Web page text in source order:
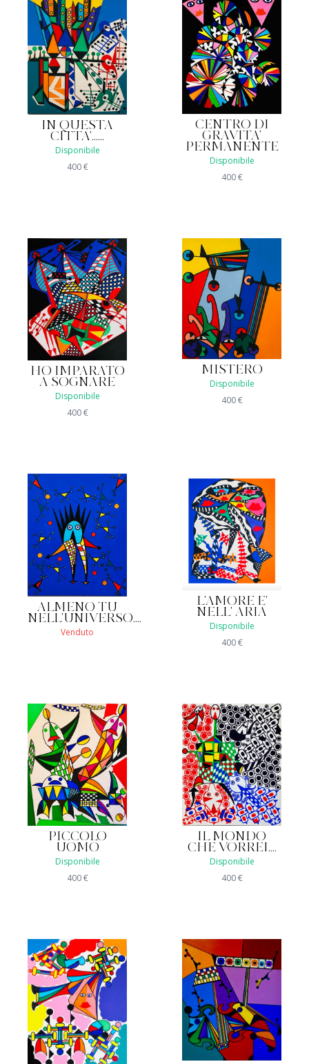
IN QUESTA
CITTA'......
Disponibile
400€
CENTRO DI
GRAVITA'
PERMANENTE
Disponibile
400€
HO IMPARATO
A SOGNARE
Disponibile
400€
MISTERO
Disponibile
400€
ALMENO TU
NELL'UNIVERSO....
Venduto
L'AMORE E'
NELL' ARIA
Disponibile
400€
PICCOLO
UOMO
Disponibile
400€
IL MONDO
CHE VORREI....
Disponibile
400€